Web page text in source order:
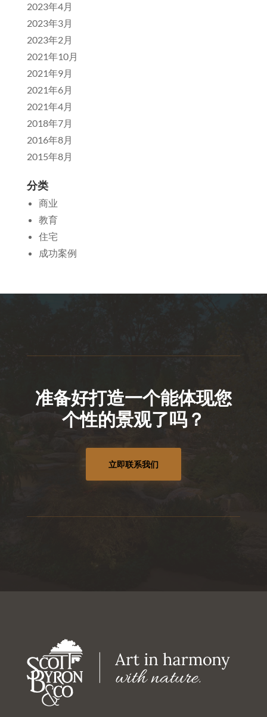
2023年4月
2023年3月
2023年2月
2021年10月
2021年9月
2021年6月
2021年4月
2018年7月
2016年8月
2015年8月
分类
商业
教育
住宅
成功案例
准备好打造一个能体现您
个性的景观了吗？
立即联系我们